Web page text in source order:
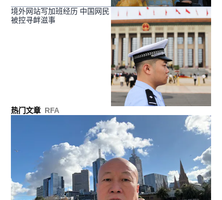
境外网站写加班经历 中国网民
被控寻衅滋事
热门文章 RFA